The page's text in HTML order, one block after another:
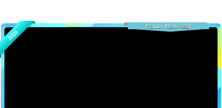
2026
Happy New Year